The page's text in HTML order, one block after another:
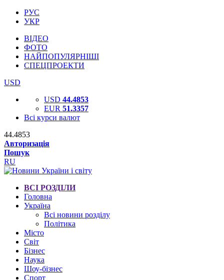
РУС
УКР
ВІДЕО
ФОТО
НАЙПОПУЛЯРНІШІ
СПЕЦПРОЕКТИ
USD
USD 44.4853
EUR 51.3357
Всі курси валют
44.4853
Авторизація
Пошук
RU
ВСІ РОЗДІЛИ
Головна
Україна
Всі новини розділу
Політика
Місто
Світ
Бізнес
Наука
Шоу-бізнес
Спорт